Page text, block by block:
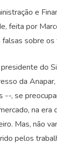
e
feita por
sobre
do
da
--, se
na era
Mas, não
pelos